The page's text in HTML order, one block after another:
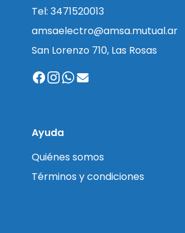
Tel: 3471520013
amsaelectro@amsa.mutual.ar
San Lorenzo 710, Las Rosas
Ayuda
Quiénes somos
Términos y condiciones